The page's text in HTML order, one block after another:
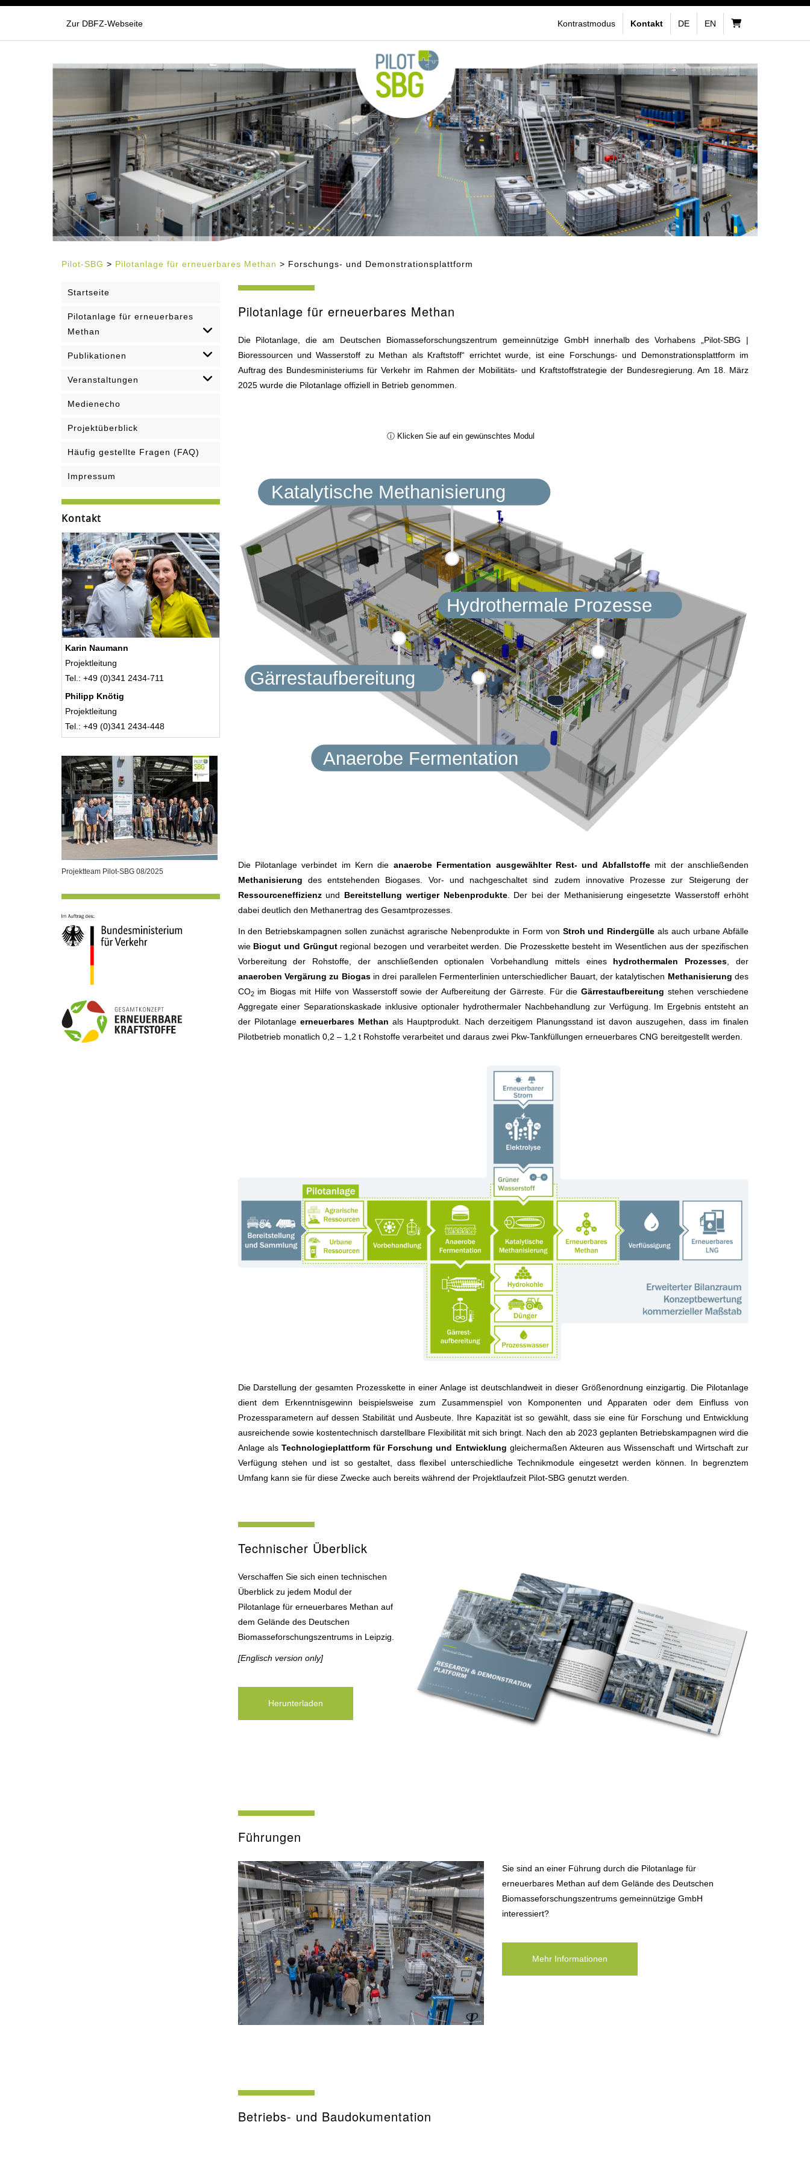
Zur DBFZ-Webseite Kontrastmodus Kontakt DE EN
Pilot-SBG > Pilotanlage für erneuerbares Methan > Forschungs- und Demonstrationsplattform
Pilotanlage für erneuerbares Methan
Die Pilotanlage, die am Deutschen Biomasseforschungszentrum gemeinnützige GmbH innerhalb des Vorhabens „Pilot-SBG |
Bioressourcen und Wasserstoff zu Methan als Kraftstoff“ errichtet wurde, ist eine Forschungs- und Demonstrationsplattform im
Auftrag des Bundesministeriums für Verkehr im Rahmen der Mobilitäts- und Kraftstoffstrategie der Bundesregierung. Am 18. März
2025 wurde die Pilotanlage offiziell in Betrieb genommen.
ⓘ Klicken Sie auf ein gewünschtes Modul
Katalytische Methanisierung
Anaerobe Fermentation
Hydrothermale Prozesse
Gärrestaufbereitung
Die Pilotanlage verbindet im Kern die anaerobe Fermentation ausgewählter Rest- und Abfallstoffemit der anschließenden
Methanisierung des entstehenden Biogases. Vor- und nachgeschaltet sind zudem innovative Prozesse zur Steigerung der
Ressourceneffizienzund Bereitstellung wertiger Nebenprodukte. Der bei der Methanisierung eingesetzte Wasserstoff erhöht
dabei deutlich den Methanertrag des Gesamtprozesses.
In den Betriebskampagnen sollen zunächst agrarische Nebenprodukte in Form von Stroh und Rindergülle als auch urbane Abfälle
wie Biogut und Grüngutregional bezogen und verarbeitet werden. Die Prozesskette besteht im Wesentlichen aus der spezifischen
Vorbereitung der Rohstoffe, der anschließenden optionalen Vorbehandlung mittels eines hydrothermalen Prozesses, der
anaeroben Vergärung zu Biogasin drei parallelen Fermenterlinien unterschiedlicher Bauart, der katalytischen Methanisierung des
CO2im Biogas mit Hilfe von Wasserstoff sowie der Aufbereitung der Gärreste. Für dieGärrestaufbereitung stehen verschiedene
Aggregate einer Separationskaskade inklusive optionaler hydrothermaler Nachbehandlung zur Verfügung. Im Ergebnis entsteht an
der Pilotanlage erneuerbares Methan als Hauptprodukt. Nach derzeitigem Planungsstand ist davon auszugehen, dass im finalen
Pilotbetrieb monatlich 0,2 – 1,2 t Rohstoffe verarbeitet und daraus zwei Pkw-Tankfüllungen erneuerbares CNG bereitgestellt werden.
Die Darstellung der gesamten Prozesskette in einer Anlage ist deutschlandweit in dieser Größenordnung einzigartig. Die Pilotanlage
dient dem Erkenntnisgewinn beispielsweise zum Zusammenspiel von Komponenten und Apparaten oder dem Einfluss von
Prozessparametern auf dessen Stabilität und Ausbeute. Ihre Kapazität ist so gewählt, dass sie eine für Forschung und Entwicklung
ausreichende sowie kostentechnisch darstellbare Flexibilität mit sich bringt. Nach den ab 2023 geplanten Betriebskampagnen wird die
Anlage als Technologieplattform für Forschung und Entwicklung gleichermaßen Akteuren aus Wissenschaft und Wirtschaft zur
Verfügung stehen und ist so gestaltet, dass flexibel unterschiedliche Technikmodule eingesetzt werden können. In begrenztem
Umfang kann sie für diese Zwecke auch bereits während der Projektlaufzeit Pilot-SBG genutzt werden.
Technischer Überblick
Verschaffen Sie sich einen technischen
Überblick zu jedem Modul der
Pilotanlage für erneuerbares Methan auf
dem Gelände des Deutschen
Biomasseforschungszentrums in Leipzig.
[Englisch version only]
Herunterladen
Führungen
Sie sind an einer Führung durch die Pilotanlage für
erneuerbares Methan auf dem Gelände des Deutschen
Biomasseforschungszentrums gemeinnützige GmbH
interessiert?
Mehr Informationen
Betriebs- und Baudokumentation
Startseite
Pilotanlage für erneuerbares
Methan
Publikationen
Veranstaltungen
Medienecho
Projektüberblick
Häufig gestellte Fragen (FAQ)
Impressum
Kontakt
Karin Naumann
Projektleitung
Tel.: +49 (0)341 2434-711
Philipp Knötig
Projektleitung
Tel.: +49 (0)341 2434-448
Projektteam Pilot-SBG 08/2025